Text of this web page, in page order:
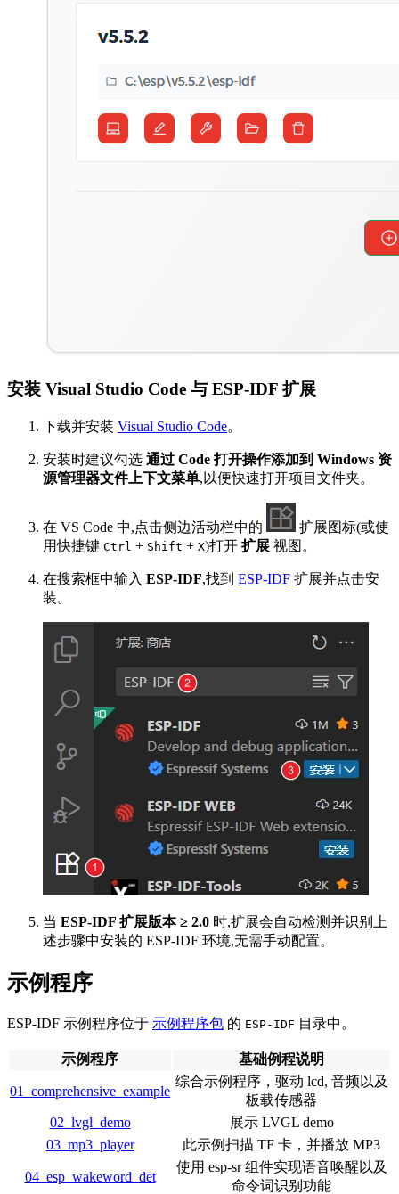
安装 Visual Studio Code 与 ESP-IDF 扩展
下载并安装 Visual Studio Code。
安装时建议勾选 通过 Code 打开操作添加到 Windows 资
源管理器文件上下文菜单,以便快速打开项目文件夹。
在 VS Code 中,点击侧边活动栏中的
扩展图标(或使
用快捷键 Ctrl + Shift + X)打开 扩展 视图。
在搜索框中输入 ESP-IDF,找到 ESP-IDF 扩展并点击安
装。
当 ESP-IDF 扩展版本 ≥ 2.0 时,扩展会自动检测并识别上
述步骤中安装的 ESP-IDF 环境,无需手动配置。
示例程序
ESP-IDF 示例程序位于 示例程序包 的 ESP-IDF 目录中。
示例程序 基础例程说明
01_comprehensive_example
综合示例程序，驱动 lcd, 音频以及
板载传感器
02_lvgl_demo
展示 LVGL demo
03_mp3_player
此示例扫描 TF 卡，并播放 MP3
04_esp_wakeword_det
使用 esp-sr 组件实现语音唤醒以及
命令词识别功能